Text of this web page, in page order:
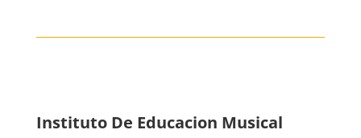
Instituto De Educacion Musical